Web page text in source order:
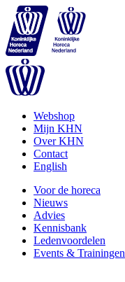
Webshop
Mijn KHN
Over KHN
Contact
English
Voor de horeca
Nieuws
Advies
Kennisbank
Ledenvoordelen
Events & Trainingen